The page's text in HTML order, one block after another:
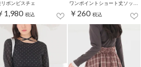
リボンビスチェ
1,980 税込 ￥260 税込